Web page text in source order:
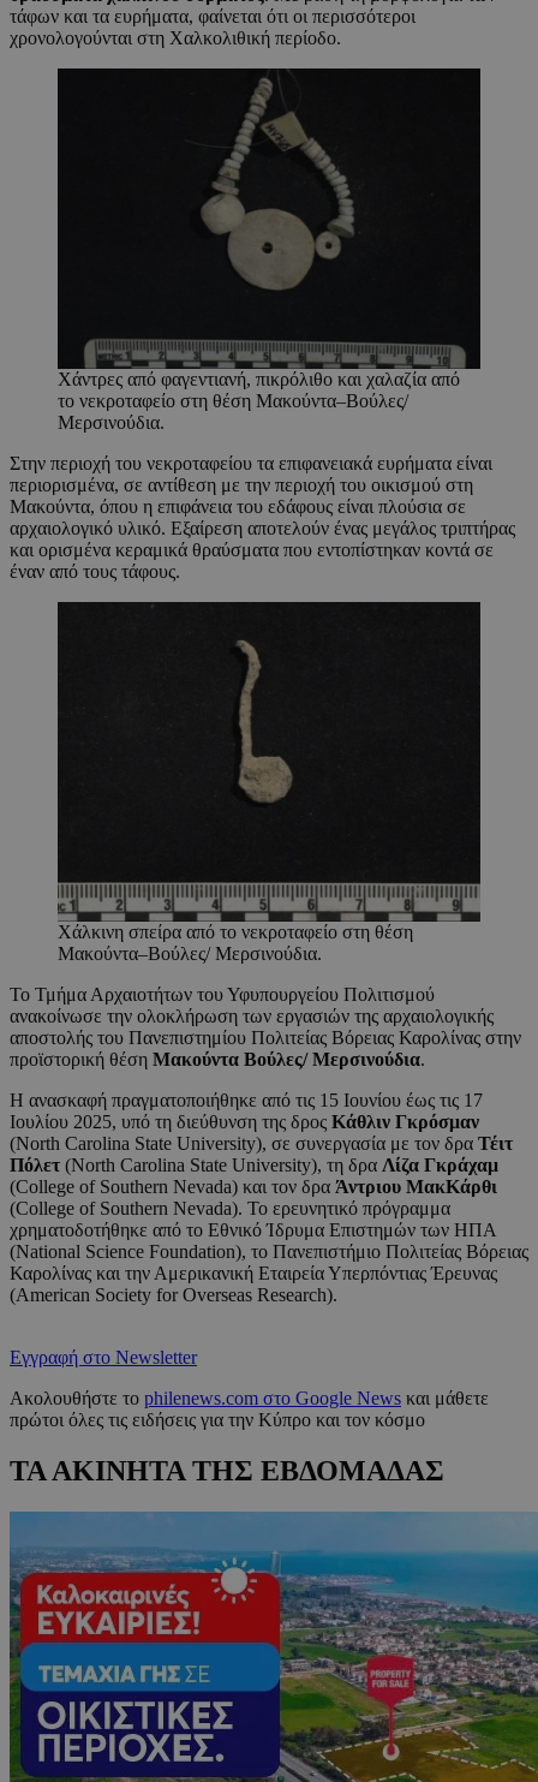
τάφων και τα ευρήματα, φαίνεται ότι οι περισσότεροι
χρονολογούνται στη Χαλκολιθική περίοδο.
Χάντρες από φαγεντιανή, πικρόλιθο και χαλαζία από
το νεκροταφείο στη θέση Μακούντα–Βούλες/
Μερσινούδια.
Στην περιοχή του νεκροταφείου τα επιφανειακά ευρήματα είναι
περιορισμένα, σε αντίθεση με την περιοχή του οικισμού στη
Μακούντα, όπου η επιφάνεια του εδάφους είναι πλούσια σε
αρχαιολογικό υλικό. Εξαίρεση αποτελούν ένας μεγάλος τριπτήρας
και ορισμένα κεραμικά θραύσματα που εντοπίστηκαν κοντά σε
έναν από τους τάφους.
Χάλκινη σπείρα από το νεκροταφείο στη θέση
Μακούντα–Βούλες/ Μερσινούδια.
Το Τμήμα Αρχαιοτήτων του Υφυπουργείου Πολιτισμού
ανακοίνωσε την ολοκλήρωση των εργασιών της αρχαιολογικής
αποστολής του Πανεπιστημίου Πολιτείας Βόρειας Καρολίνας στην
προϊστορική θέση Μακούντα Βούλες/ Μερσινούδια.
Η ανασκαφή πραγματοποιήθηκε από τις 15 Ιουνίου έως τις 17
Ιουλίου 2025, υπό τη διεύθυνση της δρος Κάθλιν Γκρόσμαν
(North Carolina State University), σε συνεργασία με τον δρα Τέιτ
Πόλετ (North Carolina State University), τη δρα Λίζα Γκράχαμ
(College of Southern Nevada) και τον δρα Άντριου ΜακΚάρθι
(College of Southern Nevada). Το ερευνητικό πρόγραμμα
χρηματοδοτήθηκε από το Εθνικό Ίδρυμα Επιστημών των ΗΠΑ
(National Science Foundation), το Πανεπιστήμιο Πολιτείας Βόρειας
Καρολίνας και την Αμερικανική Εταιρεία Υπερπόντιας Έρευνας
(American Society for Overseas Research).
Εγγραφή στο Newsletter
Ακολουθήστε το philenews.com στο Google News και μάθετε
πρώτοι όλες τις ειδήσεις για την Κύπρο και τον κόσμο
ΤΑ ΑΚΙΝΗΤΑ ΤΗΣ ΕΒΔΟΜΑΔΑΣ